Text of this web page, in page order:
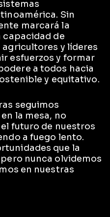
Sin
marcará la
capacidad de
y líderes
esfuerzos y formar
a todos hacia
y equitativo.
seguimos
la mesa, no
futuro de nuestros
a fuego lento.
que la
nunca olvidemos
en nuestras